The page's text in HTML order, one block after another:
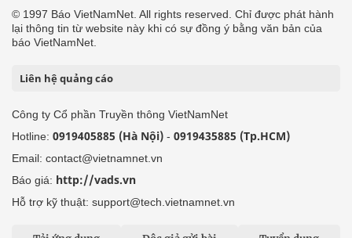
© 1997 Báo VietNamNet. All rights reserved. Chỉ được phát hành
lại thông tin từ website này khi có sự đồng ý bằng văn bản của
báo VietNamNet.
Liên hệ quảng cáo
Công ty Cổ phần Truyền thông VietNamNet
Hotline: 0919405885 (Hà Nội) - 0919435885 (Tp.HCM)
Email: contact@vietnamnet.vn
Báo giá: http://vads.vn
Hỗ trợ kỹ thuật: support@tech.vietnamnet.vn